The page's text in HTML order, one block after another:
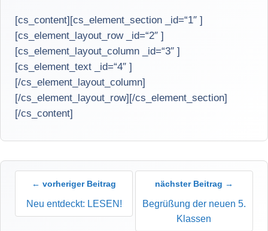
[cs_content][cs_element_section _id=“1″ ]
[cs_element_layout_row _id=“2″ ]
[cs_element_layout_column _id=“3″ ]
[cs_element_text _id=“4″ ]
[/cs_element_layout_column]
[/cs_element_layout_row][/cs_element_section]
[/cs_content]
← vorheriger Beitrag
Neu entdeckt: LESEN!
nächster Beitrag →
Begrüßung der neuen 5.
Klassen